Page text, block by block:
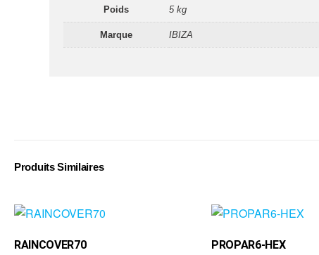
Poids 5 kg
Marque IBIZA
Produits Similaires
RAINCOVER70 PROPAR6-HEX